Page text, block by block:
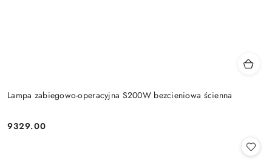
Lampa zabiegowo-operacyjna S200W bezcieniowa ścienna
Cena:
9329.00